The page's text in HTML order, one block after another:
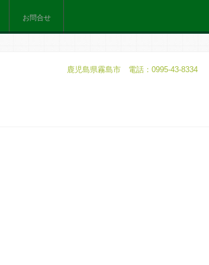
お問合せ
鹿児島県霧島市 電話：0995-43-8334